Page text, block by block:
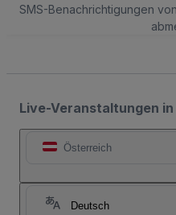
SMS-Benachrichtigungen
Live-Veranstaltungen
Österreich
Deutsch